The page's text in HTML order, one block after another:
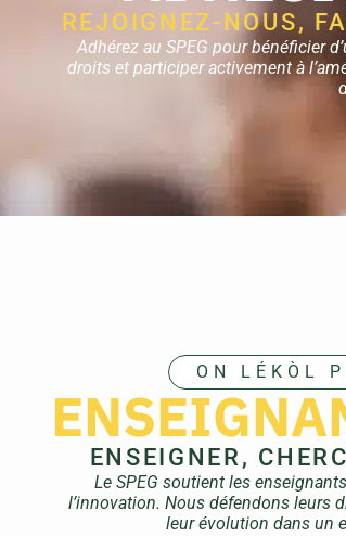
REJOIGNEZ-NOUS,
Adhérez au SPEG pour bénéficier
droits et participer activement à
ON LÉKÒL
ENSEIGNER,
Le SPEG soutient les
l’innovation. Nous défendons leurs
leur évolution dans un